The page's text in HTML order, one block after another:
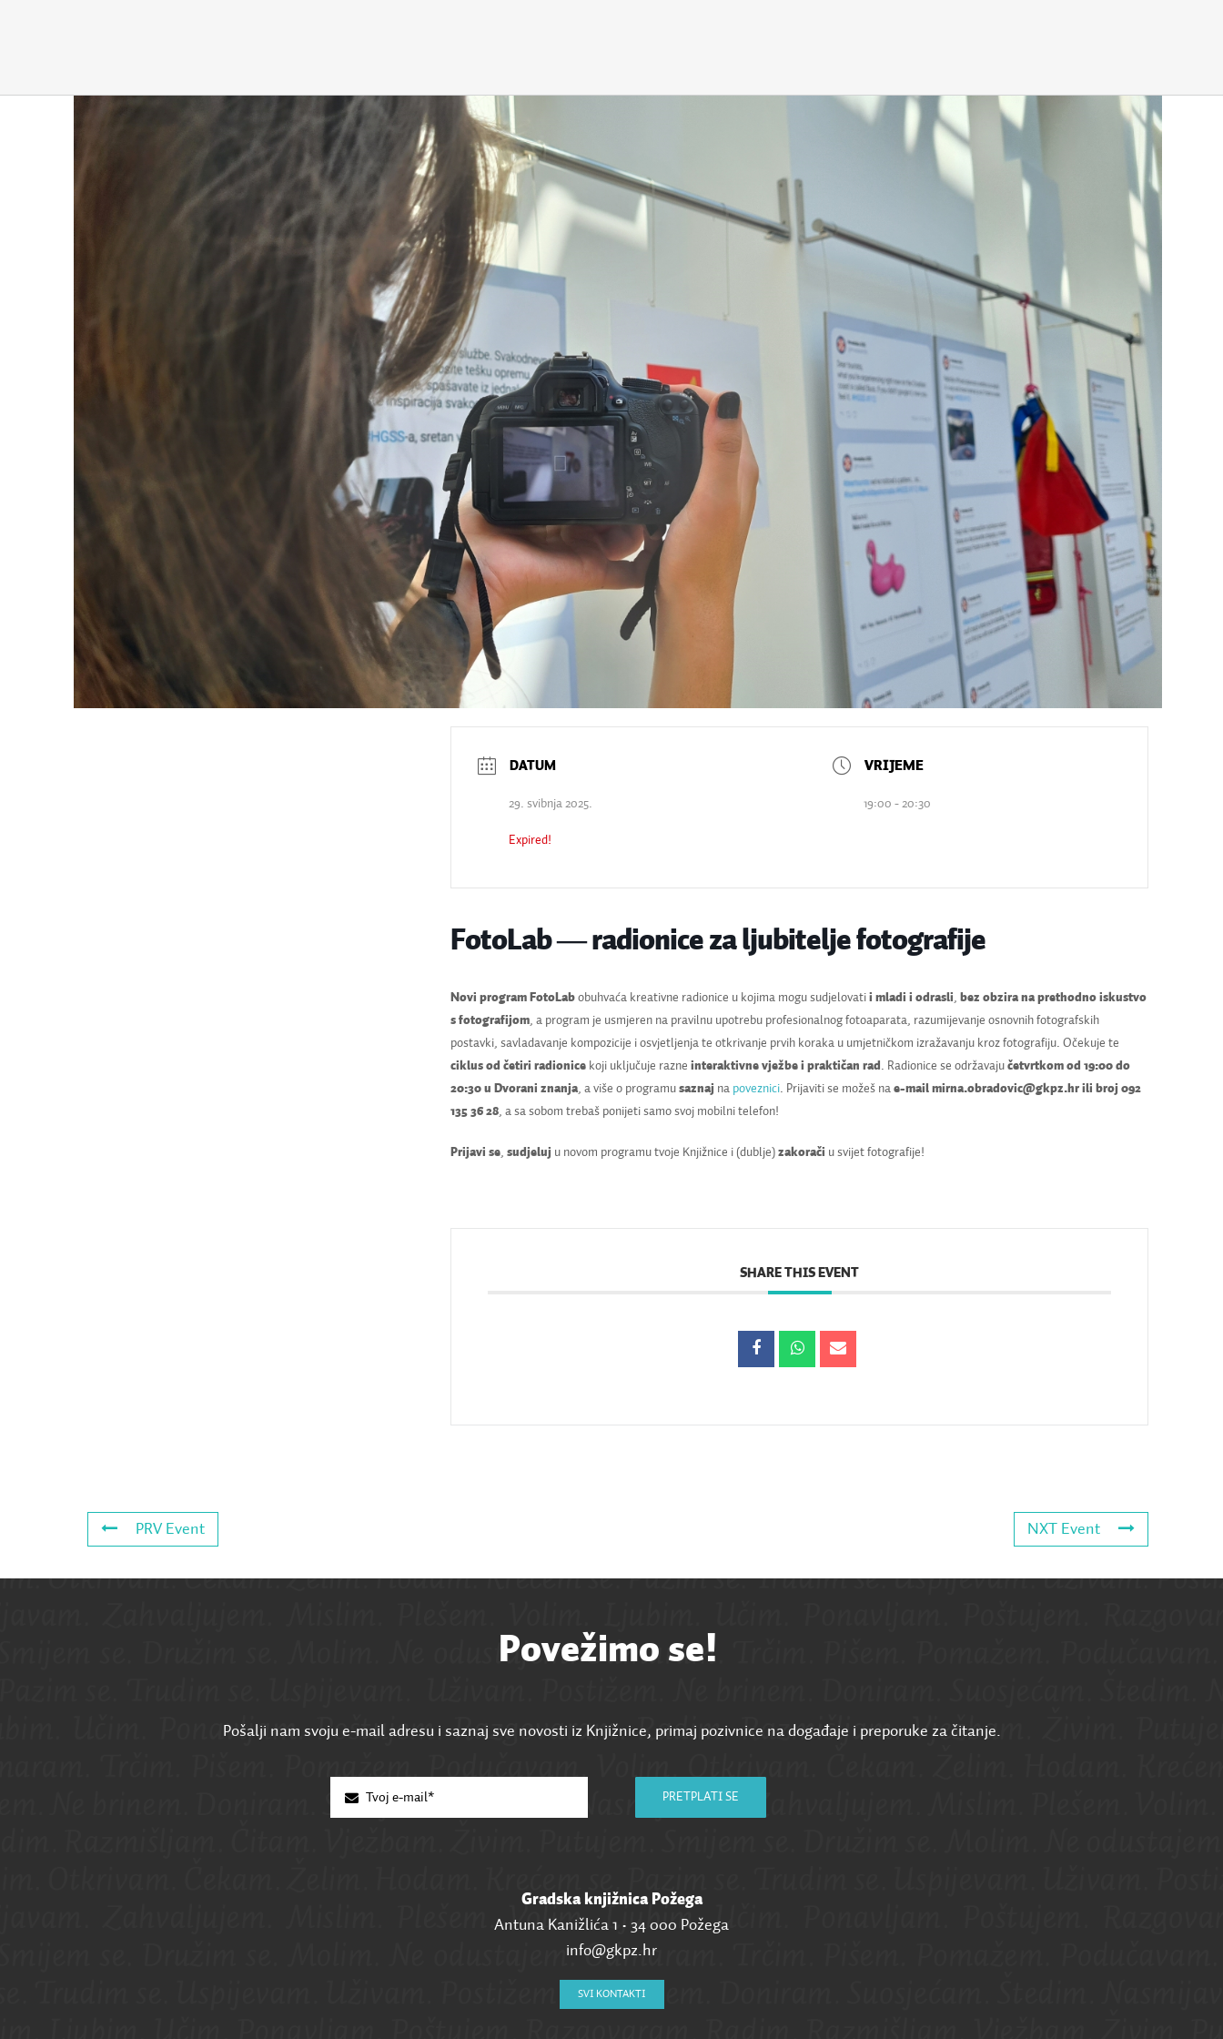
29. svibnja 2025.
Expired!
19:00 - 20:30
FotoLab ― radionice za ljubitelje fotografije
Novi program FotoLab obuhvaća kreativne radionice u kojima mogu sudjelovatii mladi i odrasli,bez obzira na prethodno iskustvo
s fotografijom, a program je usmjeren na pravilnu upotrebu profesionalnog fotoaparata, razumijevanje osnovnih fotografskih
postavki, savladavanje kompozicije i osvjetljenja te otkrivanje prvih koraka u umjetničkom izražavanju kroz fotografiju. Očekuje te
ciklus od četiri radionice koji uključuje razneinteraktivne vježbe i praktičan rad . Radionice se održavajučetvrtkom od 19:00 do
20:30 u Dvorani znanja, a više o programusaznaj na poveznici. Prijaviti se možeš nae-mail mirna.obradovic@gkpz.hr ili broj 092
135 36 28, a sa sobom trebaš ponijeti samo svoj mobilni telefon!
Prijavi se,sudjeluj u novom programu tvoje Knjižnice i (dublje) zakorači u svijet fotografije!
SHARE THIS EVENT
PRV Event NXT Event
Povežimo se!
Pošalji nam svoju e-mail adresu i saznaj sve novosti iz Knjižnice, primaj pozivnice na događaje i preporuke za čitanje.
PRETPLATI SE
Gradska knjižnica Požega
Antuna Kanižlića 1 • 34 000 Požega
info@gkpz.hr
SVI KONTAKTI